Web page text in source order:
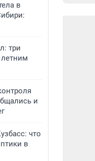
в
три
и
что
в